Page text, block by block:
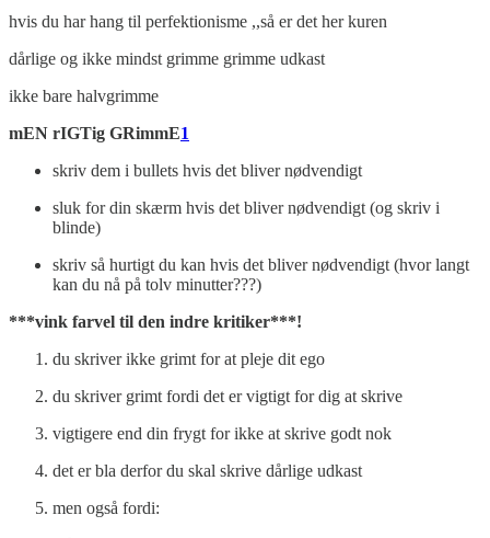
hvis du har hang til perfektionisme ,,så er det her kuren
dårlige og ikke mindst grimme grimme udkast
ikke bare halvgrimme
mEN rIGTig GRimmE1
skriv dem i bullets hvis det bliver nødvendigt
sluk for din skærm hvis det bliver nødvendigt (og skriv i
blinde)
skriv så hurtigt du kan hvis det bliver nødvendigt (hvor langt
kan du nå på tolv minutter???)
***vink farvel til den indre kritiker***!
du skriver ikke grimt for at pleje dit ego
du skriver grimt fordi det er vigtigt for dig at skrive
vigtigere end din frygt for ikke at skrive godt nok
det er bla derfor du skal skrive dårlige udkast
men også fordi: